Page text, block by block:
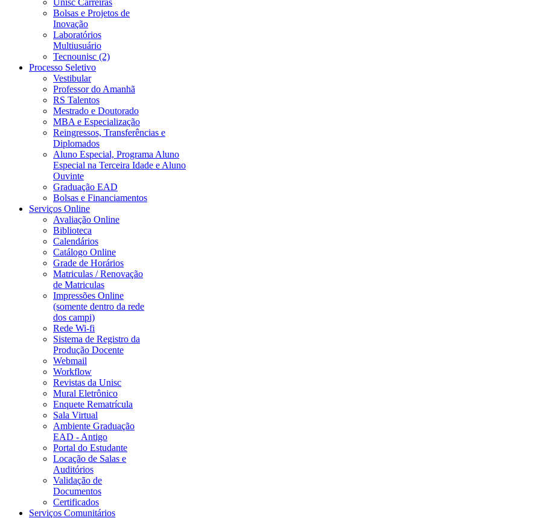
Unisc Carreiras
Bolsas e Projetos de
Inovação
Laboratórios
Multiusuário
Tecnounisc (2)
Processo Seletivo
Vestibular
Professor do Amanhã
RS Talentos
Mestrado e Doutorado
MBA e Especialização
Reingressos, Transferências e
Diplomados
Aluno Especial, Programa Aluno
Especial na Terceira Idade e Aluno
Ouvinte
Graduação EAD
Bolsas e Financiamentos
Serviços Online
Avaliação Online
Biblioteca
Calendários
Catálogo Online
Grade de Horários
Matriculas / Renovação
de Matriculas
Impressões Online
(somente dentro da rede
dos campi)
Rede Wi-fi
Sistema de Registro da
Produção Docente
Webmail
Workflow
Revistas da Unisc
Mural Eletrônico
Enquete Rematrícula
Sala Virtual
Ambiente Graduação
EAD - Antigo
Portal do Estudante
Locação de Salas e
Auditórios
Validação de
Documentos
Certificados
Serviços Comunitários